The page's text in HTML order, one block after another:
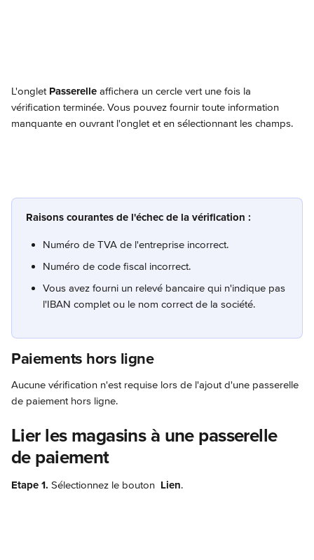
L'onglet Passerelle affichera un cercle vert une fois la
vérification terminée. Vous pouvez fournir toute information
manquante en ouvrant l'onglet et en sélectionnant les champs.
Raisons courantes de l'échec de la vérification :
Numéro de TVA de l'entreprise incorrect.
Numéro de code fiscal incorrect.
Vous avez fourni un relevé bancaire qui n'indique pas
l'IBAN complet ou le nom correct de la société.
Paiements hors ligne
Aucune vérification n'est requise lors de l'ajout d'une passerelle
de paiement hors ligne.
Lier les magasins à une passerelle
de paiement
Etape 1. Sélectionnez le bouton Lien.